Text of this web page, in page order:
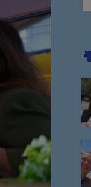
00:00 - 19:59
PROCHAINES
Ré 80′
21:00 - 21:59